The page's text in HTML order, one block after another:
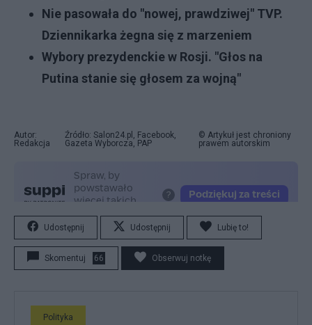
Nie pasowała do "nowej, prawdziwej" TVP.
Dziennikarka żegna się z marzeniem
Wybory prezydenckie w Rosji. "Głos na
Putina stanie się głosem za wojną"
Autor:
Redakcja
Źródło: Salon24.pl, Facebook,
Gazeta Wyborcza, PAP
© Artykuł jest chroniony
prawem autorskim
Udostępnij Udostępnij Lubię to!
Skomentuj 66 Obserwuj notkę
Polityka